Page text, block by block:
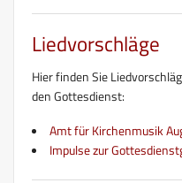
Liedvorschläge
Hier finden Sie
den Gottesdienst:
Amt für Kirchenmusik
Impulse zur